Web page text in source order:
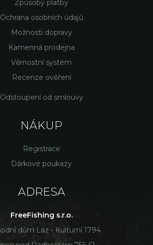
Způsoby platby
Ochrana osobních údajů
Možnosti dopravy
Kamenná prodejna
Věrnostní systém
Recenze ověření
Odstoupení od smlouvy
NÁKUP
Registrace
Dárkové poukazy
ADRESA
FreeFishing s.r.o.
dům Láz - Kulturní 1794